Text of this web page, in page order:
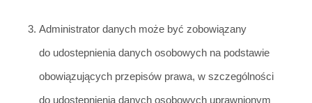
Administrator danych może być zobowiązany
do udostepnienia danych osobowych na podstawie
obowiązujących przepisów prawa, w szczególności
do udostępnienia danych osobowych uprawnionym